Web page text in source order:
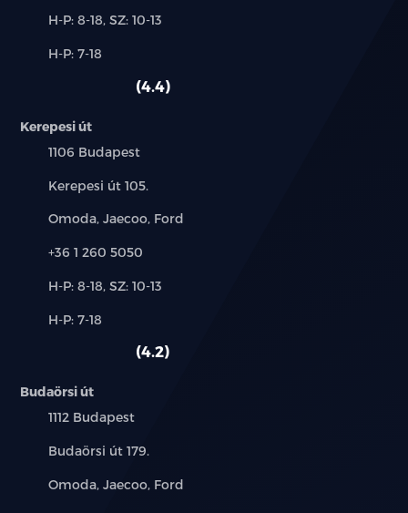
Középső konzol világítás
4 automata elektromos ablakemelő
Első napellenzők megvilágított tükörrel
Padlópolc a csomagtartóban
12 V-os csatlakozó
12.8 colos érintőképernyő
DAB és FM rádió
Új-
használt
H-P: 8-18, SZ: 10-13
Alkatrész,
H-P: 7-18
4.4
Kerepesi út
Település:
1106 Budapest
Cím:
Kerepesi út 105.
Márkák:
Omoda, Jaecoo, Ford
Telefon:
+36 1 260 5050
Új-
használt
H-P: 8-18, SZ: 10-13
Alkatrész,
H-P: 7-18
4.2
Budaörsi út
Település:
1112 Budapest
Cím:
Budaörsi út 179.
Márkák:
Omoda, Jaecoo, Ford